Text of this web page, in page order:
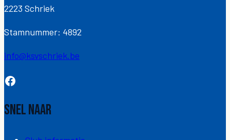
2223 Schriek
Stamnummer: 4892
info@ksvschriek.be
Facebook
Snel naar